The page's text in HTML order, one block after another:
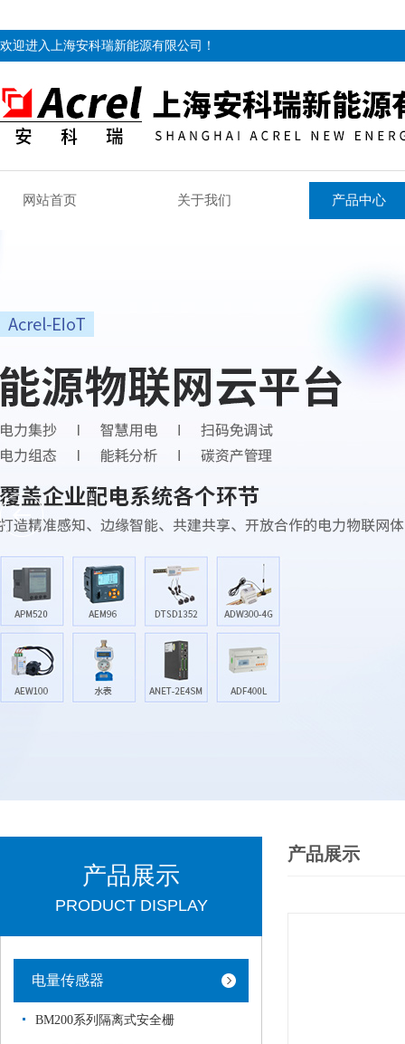
欢迎进入上海安科瑞新能源有限公司！
网站首页 关于我们 产品中心
产品展示
PRODUCT DISPLAY
电量传感器
BM200系列隔离式安全栅
产品展示